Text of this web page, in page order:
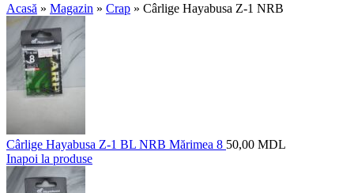
Acasă » Magazin » Crap » Cârlige Hayabusa Z-1 NRB
Cârlige Hayabusa Z-1 BL NRB Mărimea 8 50,00 MDL
Inapoi la produse